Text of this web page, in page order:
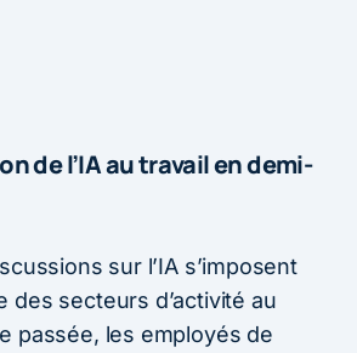
de l’IA au travail en demi-
sur l’IA s’imposent
des secteurs d’activité au
passée, les employés de